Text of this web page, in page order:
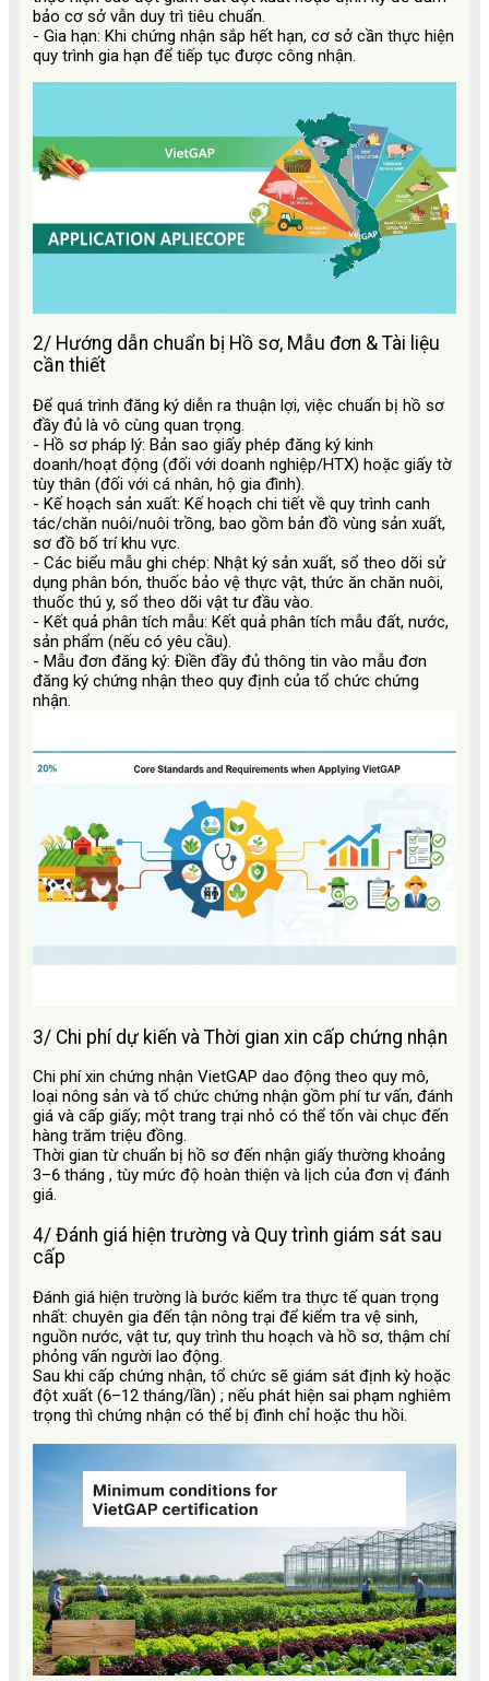
bảo cơ sở vẫn duy trì tiêu chuẩn.
- Gia hạn: Khi chứng nhận sắp hết hạn, cơ sở cần thực hiện
quy trình gia hạn để tiếp tục được công nhận.
2/ Hướng dẫn chuẩn bị Hồ sơ, Mẫu đơn & Tài liệu
cần thiết
Để quá trình đăng ký diễn ra thuận lợi, việc chuẩn bị hồ sơ
đầy đủ là vô cùng quan trọng.
- Hồ sơ pháp lý: Bản sao giấy phép đăng ký kinh
doanh/hoạt động (đối với doanh nghiệp/HTX) hoặc giấy tờ
tùy thân (đối với cá nhân, hộ gia đình).
- Kế hoạch sản xuất: Kế hoạch chi tiết về quy trình canh
tác/chăn nuôi/nuôi trồng, bao gồm bản đồ vùng sản xuất,
sơ đồ bố trí khu vực.
- Các biểu mẫu ghi chép: Nhật ký sản xuất, sổ theo dõi sử
dụng phân bón, thuốc bảo vệ thực vật, thức ăn chăn nuôi,
thuốc thú y, sổ theo dõi vật tư đầu vào.
- Kết quả phân tích mẫu: Kết quả phân tích mẫu đất, nước,
sản phẩm (nếu có yêu cầu).
- Mẫu đơn đăng ký: Điền đầy đủ thông tin vào mẫu đơn
đăng ký chứng nhận theo quy định của tổ chức chứng
nhận.
3/ Chi phí dự kiến và Thời gian xin cấp chứng nhận
Chi phí xin chứng nhận VietGAP dao động theo quy mô,
loại nông sản và tổ chức chứng nhận gồm phí tư vấn, đánh
giá và cấp giấy; một trang trại nhỏ có thể tốn vài chục đến
hàng trăm triệu đồng.
Thời gian từ chuẩn bị hồ sơ đến nhận giấy thường khoảng
3–6 tháng , tùy mức độ hoàn thiện và lịch của đơn vị đánh
giá.
4/ Đánh giá hiện trường và Quy trình giám sát sau
cấp
Đánh giá hiện trường là bước kiểm tra thực tế quan trọng
nhất: chuyên gia đến tận nông trại để kiểm tra vệ sinh,
nguồn nước, vật tư, quy trình thu hoạch và hồ sơ, thậm chí
phỏng vấn người lao động.
Sau khi cấp chứng nhận, tổ chức sẽ giám sát định kỳ hoặc
đột xuất (6–12 tháng/lần) ; nếu phát hiện sai phạm nghiêm
trọng thì chứng nhận có thể bị đình chỉ hoặc thu hồi.